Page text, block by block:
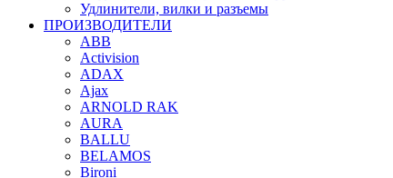
Удлинители, вилки и разъемы
ПРОИЗВОДИТЕЛИ
ABB
Activision
ADAX
Ajax
ARNOLD RAK
AURA
BALLU
BELAMOS
Bironi